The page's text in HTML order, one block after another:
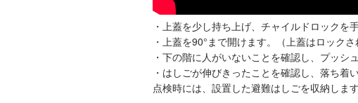
・上蓋を少し持ち上げ、チャイルドロックを
・上蓋を90°まで開けます。（上蓋はロックさ
・下の階に人がいないことを確認し、プッシ
・はしごが伸びきったことを確認し、落ち着
点検時には、設置した避難はしごを収納します